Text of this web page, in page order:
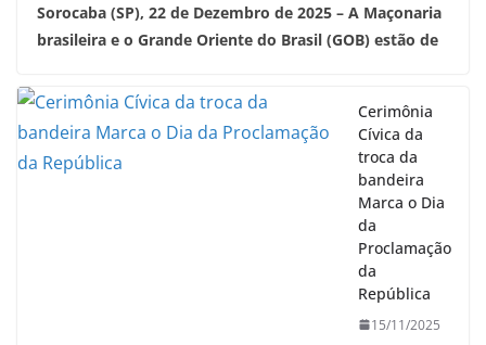
Sorocaba (SP), 22 de Dezembro de 2025 – A Maçonaria
brasileira e o Grande Oriente do Brasil (GOB) estão de
Cerimônia
Cívica da
troca da
bandeira
Marca o Dia
da
Proclamação
da
República
15/11/2025